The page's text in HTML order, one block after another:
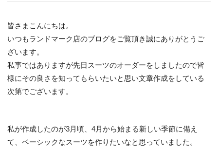
皆さまこんにちは。
いつもランドマーク店のブログをご覧頂き誠にありがとうご
ざいます。
私事ではありますが先日スーツのオーダーをしましたので皆
様にその良さを知ってもらいたいと思い文章作成をしている
次第でございます。
私が作成したのが3月頃、4月から始まる新しい季節に備え
て、ベーシックなスーツを作りたいなと思っていました。